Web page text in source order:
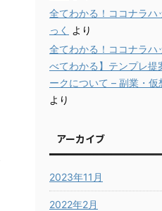
全てわかる！ココナラハ
っく
より
全てわかる！ココナラハ
べてわかる】テンプレ提
ークについて – 副業・仮
より
アーカイブ
2023年11月
2022年2月